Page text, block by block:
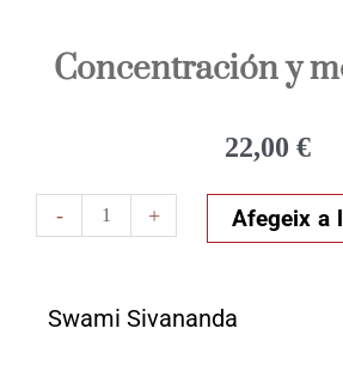
Concentración y
22,00 €
-
quantitat
de
+ Afegeix a
Swami Sivananda